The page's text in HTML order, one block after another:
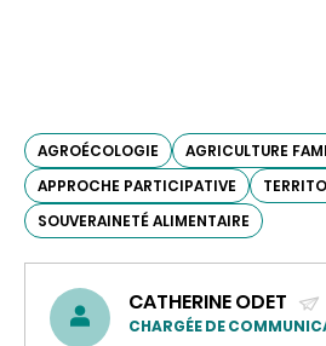
AGROÉCOLOGIE AGRICULTURE
APPROCHE PARTICIPATIVE
SOUVERAINETÉ ALIMENTAIRE
CATHERINE ODET
(ENVOYER
CHARGÉE DE